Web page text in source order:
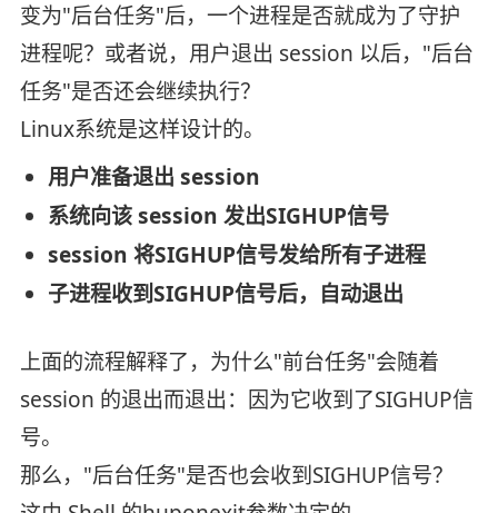
变为"后台任务"后，一个进程是否就成为了守护
进程呢？或者说，用户退出 session 以后，"后台
任务"是否还会继续执行？
Linux系统是这样设计的。
用户准备退出 session
系统向该 session 发出SIGHUP信号
session 将SIGHUP信号发给所有子进程
子进程收到SIGHUP信号后，自动退出
上面的流程解释了，为什么"前台任务"会随着
session 的退出而退出：因为它收到了SIGHUP信
号。
那么，"后台任务"是否也会收到SIGHUP信号？